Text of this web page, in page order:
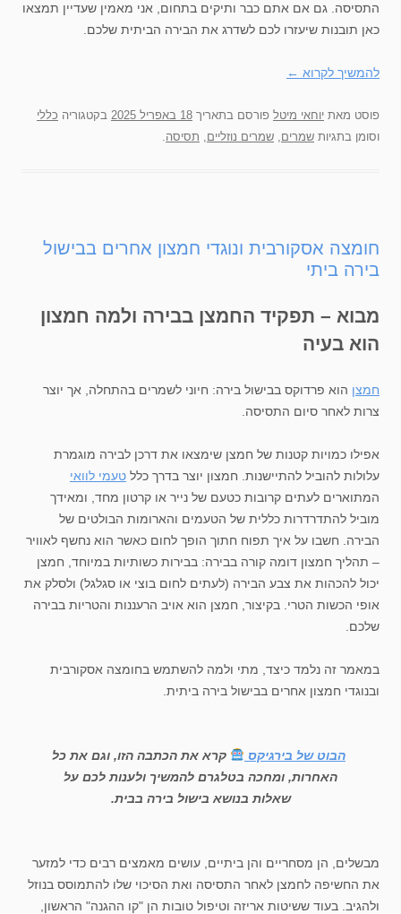
התסיסה. גם אם אתם כבר ותיקים בתחום, אני מאמין שעדיין תמצאו
כאן תובנות שיעזרו לכם לשדרג את הבירה הביתית שלכם.
להמשיך לקרוא ←
פוסט מאת יוחאי מיטל פורסם בתאריך 18 באפריל 2025 בקטגוריה כללי
וסומן בתגיות שמרים, שמרים נוזליים, תסיסה.
חומצה אסקורבית ונוגדי חמצון אחרים בבישול
בירה ביתי
מבוא – תפקיד החמצן בבירה ולמה חמצון
הוא בעיה
חמצן הוא פרדוקס בבישול בירה: חיוני לשמרים בהתחלה, אך יוצר
צרות לאחר סיום התסיסה.
אפילו כמויות קטנות של חמצן שימצאו את דרכן לבירה מוגמרת
עלולות להוביל להתיישנות. חמצון יוצר בדרך כלל טעמי לוואי
המתוארים לעתים קרובות כטעם של נייר או קרטון מחד, ומאידך
מוביל להתדרדרות כללית של הטעמים והארומות הבולטים של
הבירה. חשבו על איך תפוח חתוך הופך לחום כאשר הוא נחשף לאוויר
– תהליך חמצון דומה קורה בבירה: בבירות כשותיות במיוחד, חמצן
יכול להכהות את צבע הבירה (לעתים לחום בוצי או סגלגל) ולסלק את
אופי הכשות הטרי. בקיצור, חמצן הוא אויב הרעננות והטריות בבירה
שלכם.
במאמר זה נלמד כיצד, מתי ולמה להשתמש בחומצה אסקורבית
ובנוגדי חמצון אחרים בבישול בירה ביתית.
הבוט של בירגיקס
קרא את הכתבה הזו, וגם את כל
האחרות, ומחכה בטלגרם להמשיך ולענות לכם על
שאלות בנושא בישול בירה בבית.
מבשלים, הן מסחריים והן ביתיים, עושים מאמצים רבים כדי למזער
את החשיפה לחמצן לאחר התסיסה ואת הסיכוי שלו להתמוסס בנוזל
ולהגיב. בעוד ששיטות אריזה וטיפול טובות הן "קו ההגנה" הראשון,